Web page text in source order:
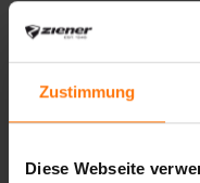
Zustimmung
Diese Webseite
winterison
Ziener
Saison
Erfolg
powder